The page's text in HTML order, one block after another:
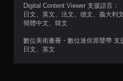
Digital Content Viewer 支援語言：
日文、英文、法文、德文、義大利
簡體中文、韓文
數位美術畫冊・數位迷你原聲帶 支
日文、英文